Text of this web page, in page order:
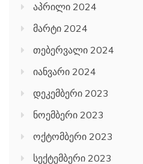
აპრილი 2024
მარტი 2024
თებერვალი 2024
იანვარი 2024
დეკემბერი 2023
ნოემბერი 2023
ოქტომბერი 2023
სექტემბერი 2023